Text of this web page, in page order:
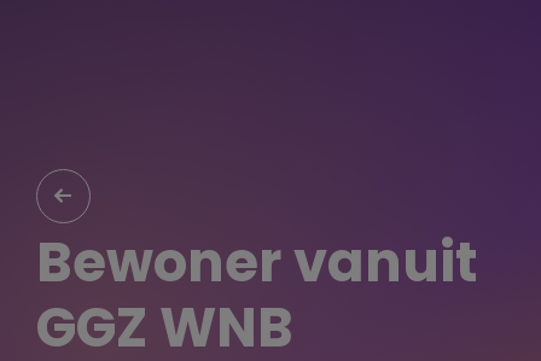
Bewoner vanuit
GGZ WNB